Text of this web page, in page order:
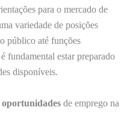
para o mercado de
variedade de posições
público até funções
fundamental estar preparado
disponíveis.
oportunidades de emprego na